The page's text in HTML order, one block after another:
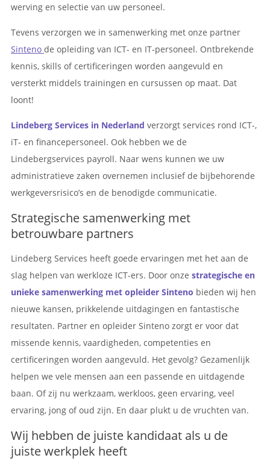
werving en selectie van uw personeel.
Tevens verzorgen we in samenwerking met onze partner
Sinteno de opleiding van ICT- en IT-personeel. Ontbrekende
kennis, skills of certificeringen worden aangevuld en
versterkt middels trainingen en cursussen op maat. Dat
loont!
Lindeberg Services in Nederland verzorgt services rond ICT-,
iT- en financepersoneel. Ook hebben we de
Lindebergservices payroll. Naar wens kunnen we uw
administratieve zaken overnemen inclusief de bijbehorende
werkgeversrisico’s en de benodigde communicatie.
Strategische samenwerking met
betrouwbare partners
Lindeberg Services heeft goede ervaringen met het aan de
slag helpen van werkloze ICT-ers. Door onze strategische en
unieke samenwerking met opleider Sinteno bieden wij hen
nieuwe kansen, prikkelende uitdagingen en fantastische
resultaten. Partner en opleider Sinteno zorgt er voor dat
missende kennis, vaardigheden, competenties en
certificeringen worden aangevuld. Het gevolg? Gezamenlijk
helpen we vele mensen aan een passende en uitdagende
baan. Of zij nu werkzaam, werkloos, geen ervaring, veel
ervaring, jong of oud zijn. En daar plukt u de vruchten van.
Wij hebben de juiste kandidaat als u de
juiste werkplek heeft